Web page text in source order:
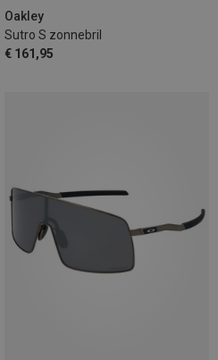
Oakley
Sutro S zonnebril
€ 161,95